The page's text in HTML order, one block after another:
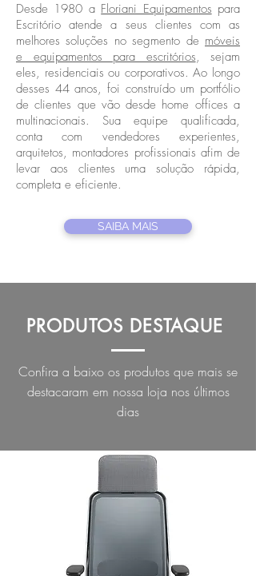
Desde 1980 a Floriani Equipamentos para
Escritório atende a seus clientes com as
melhores soluções no segmento de móveis
e equipamentos para escritórios, sejam
eles, residenciais ou corporativos. Ao longo
desses 44 anos, foi construído um portfólio
de clientes que vão desde home offices a
multinacionais. Sua equipe qualificada,
conta com vendedores experientes,
arquitetos, montadores profissionais afim de
levar aos clientes uma solução rápida,
completa e eficiente.
SAIBA MAIS
PRODUTOS DESTAQUE
Confira a baixo os produtos que mais se
destacaram em nossa loja nos últimos
dias